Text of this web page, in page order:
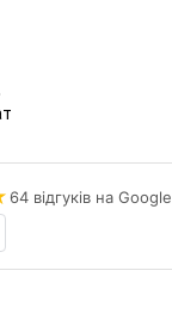
64 відгуків на Google